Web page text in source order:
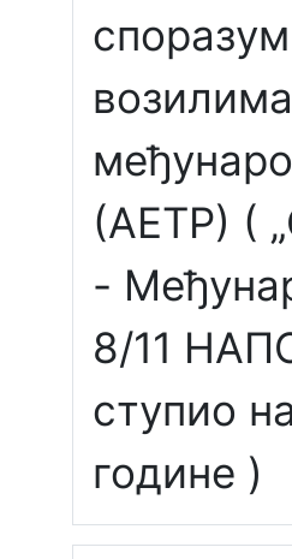
(АЕТР) (
-
8/11
ступио
године )